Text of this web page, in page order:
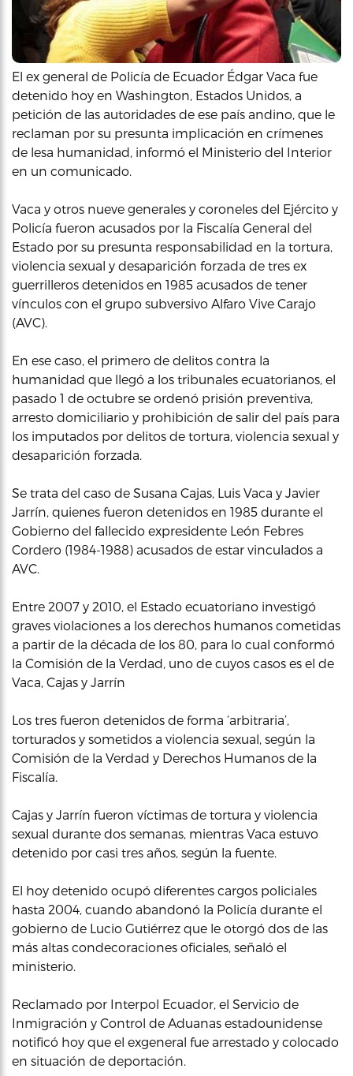
El ex general de Policía de Ecuador Édgar Vaca fue
detenido hoy en Washington, Estados Unidos, a
petición de las autoridades de ese país andino, que le
reclaman por su presunta implicación en crímenes
de lesa humanidad, informó el Ministerio del Interior
en un comunicado.
Vaca y otros nueve generales y coroneles del Ejército y
Policía fueron acusados por la Fiscalía General del
Estado por su presunta responsabilidad en la tortura,
violencia sexual y desaparición forzada de tres ex
guerrilleros detenidos en 1985 acusados de tener
vínculos con el grupo subversivo Alfaro Vive Carajo
(AVC).
En ese caso, el primero de delitos contra la
humanidad que llegó a los tribunales ecuatorianos, el
pasado 1 de octubre se ordenó prisión preventiva,
arresto domiciliario y prohibición de salir del país para
los imputados por delitos de tortura, violencia sexual y
desaparición forzada.
Se trata del caso de Susana Cajas, Luis Vaca y Javier
Jarrín, quienes fueron detenidos en 1985 durante el
Gobierno del fallecido expresidente León Febres
Cordero (1984-1988) acusados de estar vinculados a
AVC.
Entre 2007 y 2010, el Estado ecuatoriano investigó
graves violaciones a los derechos humanos cometidas
a partir de la década de los 80, para lo cual conformó
la Comisión de la Verdad, uno de cuyos casos es el de
Vaca, Cajas y Jarrín
Los tres fueron detenidos de forma ‘arbitraria’,
torturados y sometidos a violencia sexual, según la
Comisión de la Verdad y Derechos Humanos de la
Fiscalía.
Cajas y Jarrín fueron víctimas de tortura y violencia
sexual durante dos semanas, mientras Vaca estuvo
detenido por casi tres años, según la fuente.
El hoy detenido ocupó diferentes cargos policiales
hasta 2004, cuando abandonó la Policía durante el
gobierno de Lucio Gutiérrez que le otorgó dos de las
más altas condecoraciones oficiales, señaló el
ministerio.
Reclamado por Interpol Ecuador, el Servicio de
Inmigración y Control de Aduanas estadounidense
notificó hoy que el exgeneral fue arrestado y colocado
en situación de deportación.